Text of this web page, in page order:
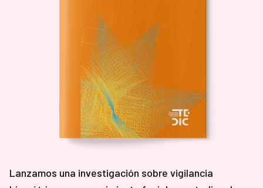
Lanzamos una investigación sobre vigilancia